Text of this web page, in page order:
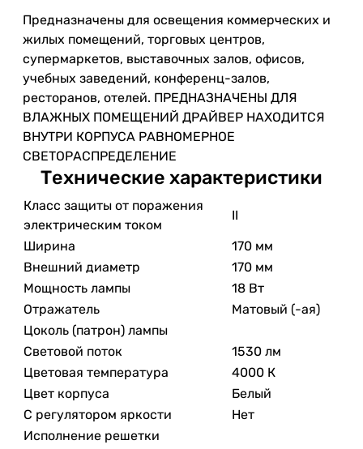
Предназначены для освещения коммерческих и
жилых помещений, торговых центров,
супермаркетов, выставочных залов, офисов,
учебных заведений, конференц-залов,
ресторанов, отелей. ПРЕДНАЗНАЧЕНЫ ДЛЯ
ВЛАЖНЫХ ПОМЕЩЕНИЙ ДРАЙВЕР НАХОДИТСЯ
ВНУТРИ КОРПУСА РАВНОМЕРНОЕ
СВЕТОРАСПРЕДЕЛЕНИЕ
Технические характеристики
Класс защиты от поражения
электрическим током
II
Ширина
170 мм
Внешний диаметр
170 мм
Мощность лампы
18 Вт
Отражатель
Матовый (-ая)
Цоколь (патрон) лампы
Световой поток
1530 лм
Цветовая температура
4000 К
Цвет корпуса
Белый
С регулятором яркости
Нет
Исполнение решетки